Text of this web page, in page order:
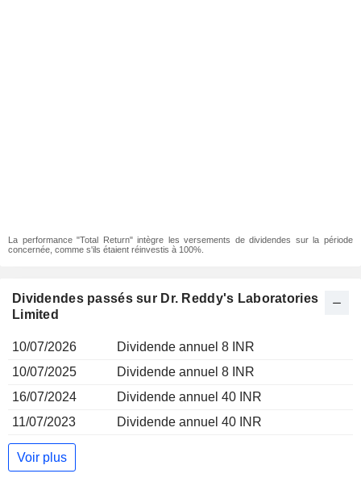
La performance "Total Return" intègre les versements de dividendes sur la période
concernée, comme s'ils étaient réinvestis à 100%.
Dividendes passés sur Dr. Reddy's Laboratories
Limited
10/07/2026
Dividende annuel 8 INR
10/07/2025
Dividende annuel 8 INR
16/07/2024
Dividende annuel 40 INR
11/07/2023
Dividende annuel 40 INR
Voir plus